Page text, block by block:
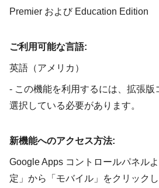
Premier および Education Edition
ご利用可能な言語:
英語（アメリカ）
- この機能を利用するには、拡張版
選択している必要があります。
新機能へのアクセス方法:
Google Apps コントロールパネル
定」から「モバイル」をクリックし